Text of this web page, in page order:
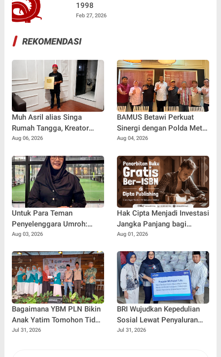
1998
Feb 27, 2026
REKOMENDASI
Muh Asril alias Singa
Rumah Tangga, Kreator
Kocak yang Jago Bikin
Hiburan
Aug 06, 2026
BAMUS Betawi Perkuat
Sinergi dengan Polda Metro
Jaya, Tegaskan Komitmen
Damai, dan Kondusif Jelang
HUT ke-81 Republik
Indonesia
Aug 04, 2026
Untuk Para Teman
Penyelenggara Umroh:
Jangan Sampai Tertipu
Aug 03, 2026
Hak Cipta Menjadi Investasi
Jangka Panjang bagi
Penulis Buku
Aug 01, 2026
Bagaimana YBM PLN Bikin
Anak Yatim Tomohon Tidak
Tertinggal di Tahun Ajaran
Jul 31, 2026
BRI Wujudkan Kepedulian
Sosial Lewat Penyaluran
Paket Sembako di
Jul 31, 2026